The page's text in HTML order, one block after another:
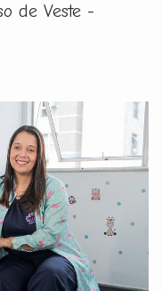
de Veste -